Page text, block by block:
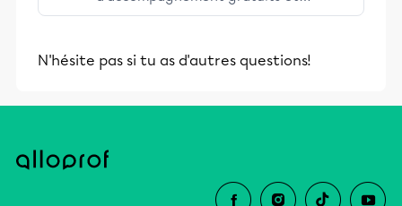
stimulants, Alloprof engage les élèves
éducative.
N'hésite pas si tu as d'autres questions!